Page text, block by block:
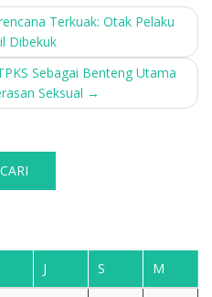
Terkuak: Otak Pelaku
Dibekuk
Sebagai Benteng Utama
Seksual →
CARI
J S M